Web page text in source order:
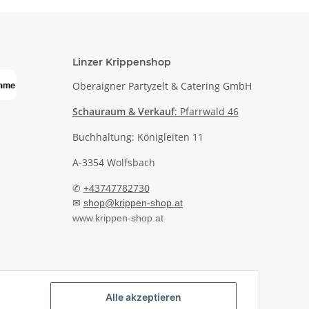
Alle akzeptieren
Linzer Krippenshop
Oberaigner Partyzelt & Catering GmbH
Schauraum & Verkauf: Pfarrwald 46
Buchhaltung: Königleiten 11
A-3354 Wolfsbach
✆ +43747782730
✉ shop@krippen-shop.at
www.krippen-shop.at